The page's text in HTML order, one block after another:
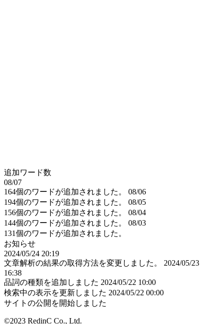
追加ワード数
08/07
164個のワードが追加されました。
08/06
194個のワードが追加されました。
08/05
156個のワードが追加されました。
08/04
144個のワードが追加されました。
08/03
131個のワードが追加されました。
お知らせ
2024/05/24 20:19
文章解析の結果の取得方法を変更しました。
2024/05/23
16:38
品詞の種類を追加しました 2024/05/22 10:00
検索中の表示を更新しました 2024/05/22 00:00
サイトの公開を開始しました
©2023 RedinC Co., Ltd.